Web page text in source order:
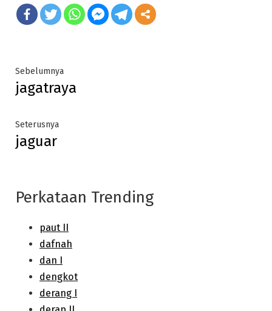
Post
navigation
SebelumnyaPrevious
post:
jagatraya
SeterusnyaNext
jaguar
Perkataan Trending